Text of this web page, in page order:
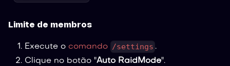
Limite de membros
Execute o comando /settings .
Clique no botão "Auto RaidMode".